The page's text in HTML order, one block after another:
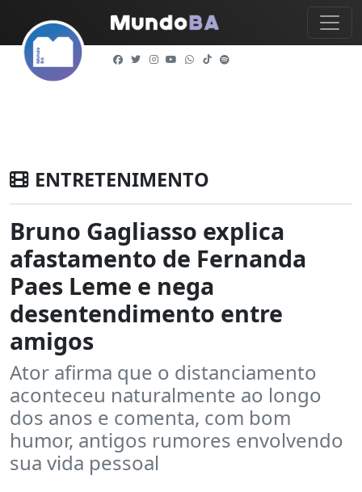
ENTRETENIMENTO
Bruno Gagliasso explica
afastamento de Fernanda
Paes Leme e nega
desentendimento entre
amigos
Ator afirma que o distanciamento
aconteceu naturalmente ao longo
dos anos e comenta, com bom
humor, antigos rumores envolvendo
sua vida pessoal